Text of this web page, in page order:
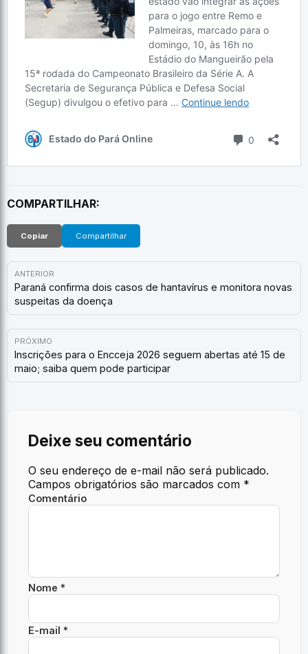
COMPARTILHAR:
Copiar Compartilhar
ANTERIOR
Paraná confirma dois casos de hantavírus e monitora novas
suspeitas da doença
PRÓXIMO
Inscrições para o Encceja 2026 seguem abertas até 15 de
maio; saiba quem pode participar
Deixe seu comentário
O seu endereço de e-mail não será publicado.
Campos obrigatórios são marcados com *
Comentário
Nome *
E-mail *